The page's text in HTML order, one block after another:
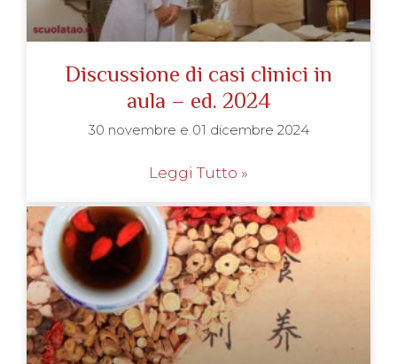
Discussione di casi clinici in
aula – ed. 2024
30 novembre e 01 dicembre 2024
Leggi Tutto »